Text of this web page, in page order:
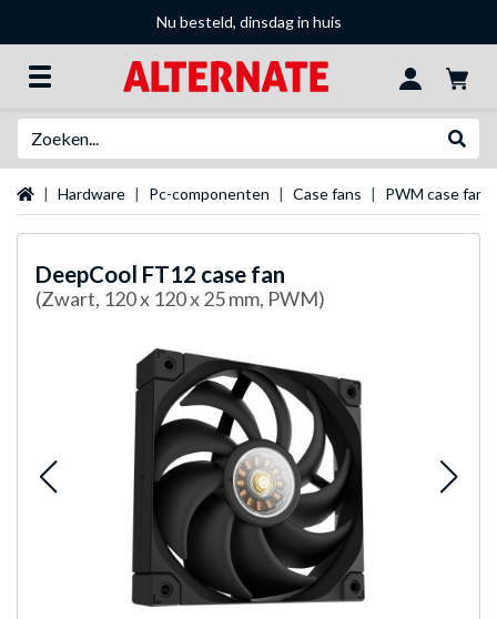
Nu besteld, dinsdag in huis
Startpagina
Hardware Pc-componenten Case fans PWM case fans
DeepCool FT12 case fan
(Zwart, 120 x 120 x 25 mm, PWM)